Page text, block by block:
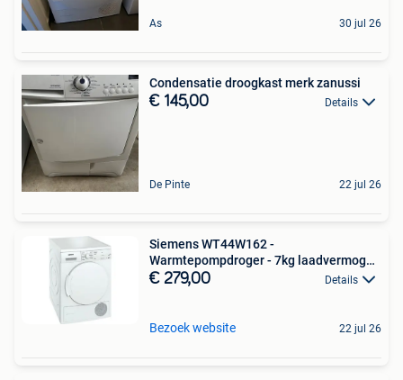
As 30 jul 26
Condensatie droogkast merk zanussi
€ 145,00 Details
De Pinte 22 jul 26
Siemens WT44W162 -
Warmtepompdroger - 7kg laadvermogen
-
€ 279,00 Details
Bezoek website 22 jul 26